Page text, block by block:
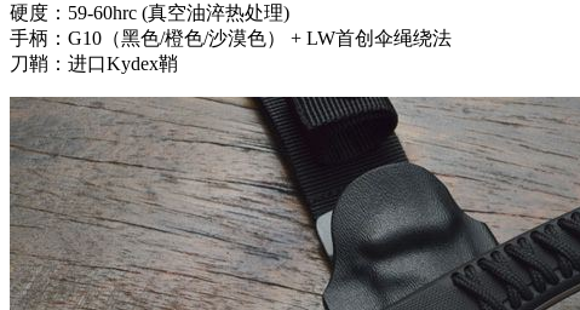
硬度：59-60hrc (真空油淬热处理)
手柄：G10（黑色/橙色/沙漠色） + LW首创伞绳绕法
刀鞘：进口Kydex鞘